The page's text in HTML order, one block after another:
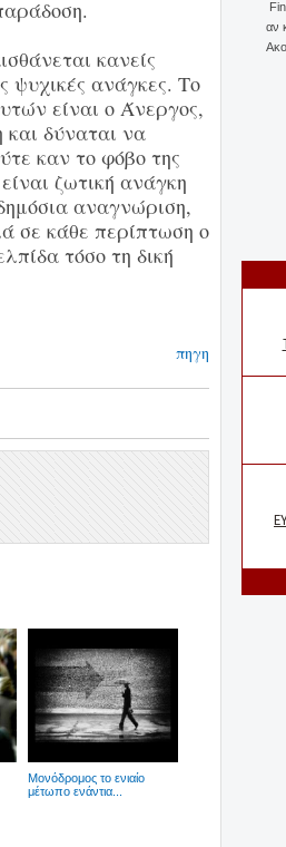
κανείς
ψυχικές ανάγκες. Το
είναι ο Άνεργος,
και δύναται να
καν το φόβο της
ζωτική ανάγκη
αναγνώριση,
σε κάθε περίπτωση ο
τόσο τη δική
πηγη
Μονόδρομος το ενιαίο
μέτωπο ενάντια...
αν